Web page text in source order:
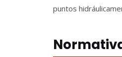
puntos